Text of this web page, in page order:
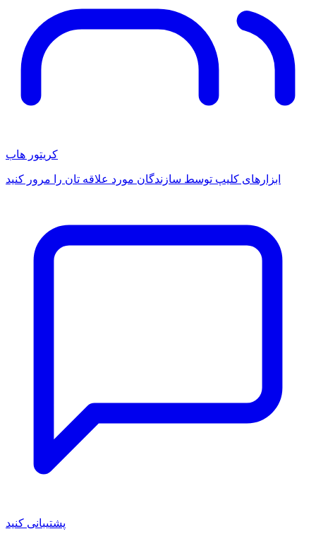
کریتور هاب
ابزارهای کلیپ توسط سازندگان مورد علاقه تان را مرور کنید
پشتیبانی کنید